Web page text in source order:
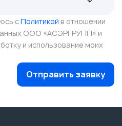
сПолитикой в отношении
ООО «АСЭРГРУПП» и
и использование моих
Отправить заявку